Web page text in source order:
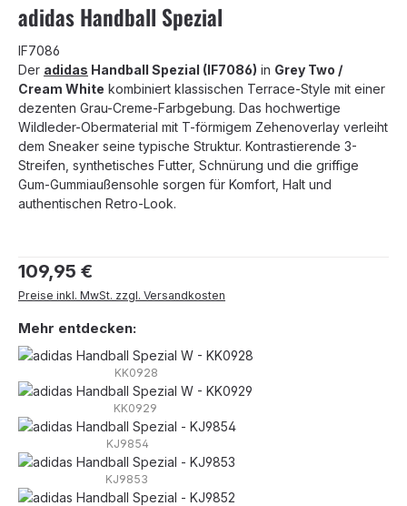
adidas Handball Spezial
IF7086
Der adidas Handball Spezial (IF7086) in Grey Two /
Cream White kombiniert klassischen Terrace-Style mit einer
dezenten Grau-Creme-Farbgebung. Das hochwertige
Wildleder-Obermaterial mit T-förmigem Zehenoverlay verleiht
dem Sneaker seine typische Struktur. Kontrastierende 3-
Streifen, synthetisches Futter, Schnürung und die griffige
Gum-Gummiaußensohle sorgen für Komfort, Halt und
authentischen Retro-Look.
Regulärer Preis:
109,95 €
Preise inkl. MwSt. zzgl. Versandkosten
Mehr entdecken:
KK0928
KK0929
KJ9854
KJ9853